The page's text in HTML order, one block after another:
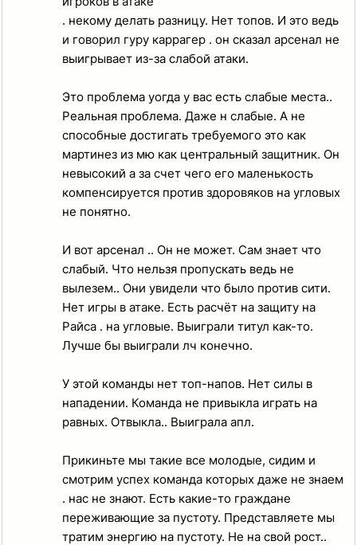
. некому делать разницу. Нет топов. И это ведь
и говорил гуру каррагер . он сказал арсенал не
выигрывает из-за слабой атаки.
Это проблема уогда у вас есть слабые места..
Реальная проблема. Даже н слабые. А не
способные достигать требуемого это как
мартинез из мю как центральный защитник. Он
невысокий а за счет чего его маленькость
компенсируется против здоровяков на угловых
не понятно.
И вот арсенал .. Он не может. Сам знает что
слабый. Что нельзя пропускать ведь не
вылезем.. Они увидели что было против сити.
Нет игры в атаке. Есть расчёт на защиту на
Райса . на угловые. Выиграли титул как-то.
Лучше бы выиграли лч конечно.
У этой команды нет топ-напов. Нет силы в
нападении. Команда не привыкла играть на
равных. Отвыкла.. Выиграла апл.
Прикиньте мы такие все молодые, сидим и
смотрим успех команда которых даже не знаем
. нас не знают. Есть какие-то граждане
переживающие за пустоту. Представляете мы
тратим энергию на пустоту. Не на свой рост..